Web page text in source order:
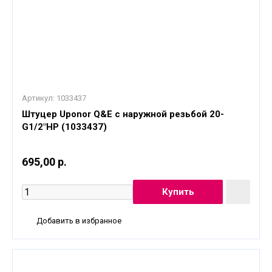
Артикул: 1033437
Штуцер Uponor Q&E с наружной резьбой 20-
G1/2"НР (1033437)
695,00 р.
Добавить в избранное